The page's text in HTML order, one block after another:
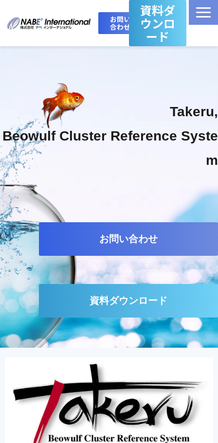
お問い
合わせ
資料ダ
ウンロ
ード
製品・サービス一覧
Takeru Boost 技術情報ブログ
会社概要
お問い合わせ
Takeru,
Beowulf Cluster Reference Syste
m
お問い合わせ
資料ダウンロード